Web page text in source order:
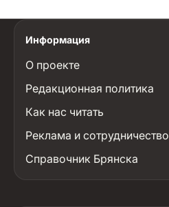
Информация
О проекте
Редакционная политика
Как нас читать
Реклама и сотрудничество
Справочник Брянска